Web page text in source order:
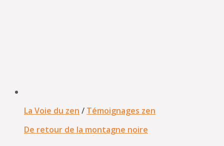
La Voie du zen / Témoignages zen
De retour de la montagne noire